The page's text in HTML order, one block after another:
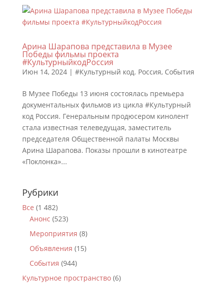
Арина Шарапова представила в Музее
Победы фильмы проекта
#КультурныйкодРоссия
Июн 14, 2024| #Культурный код. Россия, События
В Музее Победы 13 июня состоялась премьера
документальных фильмов из цикла #Культурный
код Россия. Генеральным продюсером кинолент
стала известная телеведущая, заместитель
председателя Общественной палаты Москвы
Арина Шарапова. Показы прошли в кинотеатре
«Поклонка»...
Рубрики
Все (1 482)
Анонс (523)
Мероприятия (8)
Объявления (15)
События (944)
Культурное пространство(6)